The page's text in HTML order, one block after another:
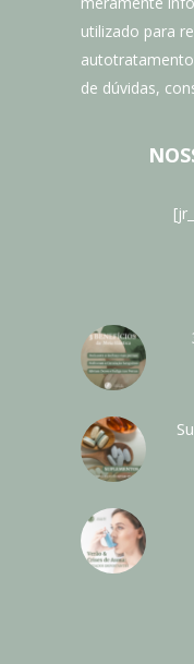
utilizado para
de dúvidas,